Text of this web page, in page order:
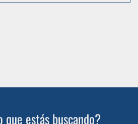
estás buscando?